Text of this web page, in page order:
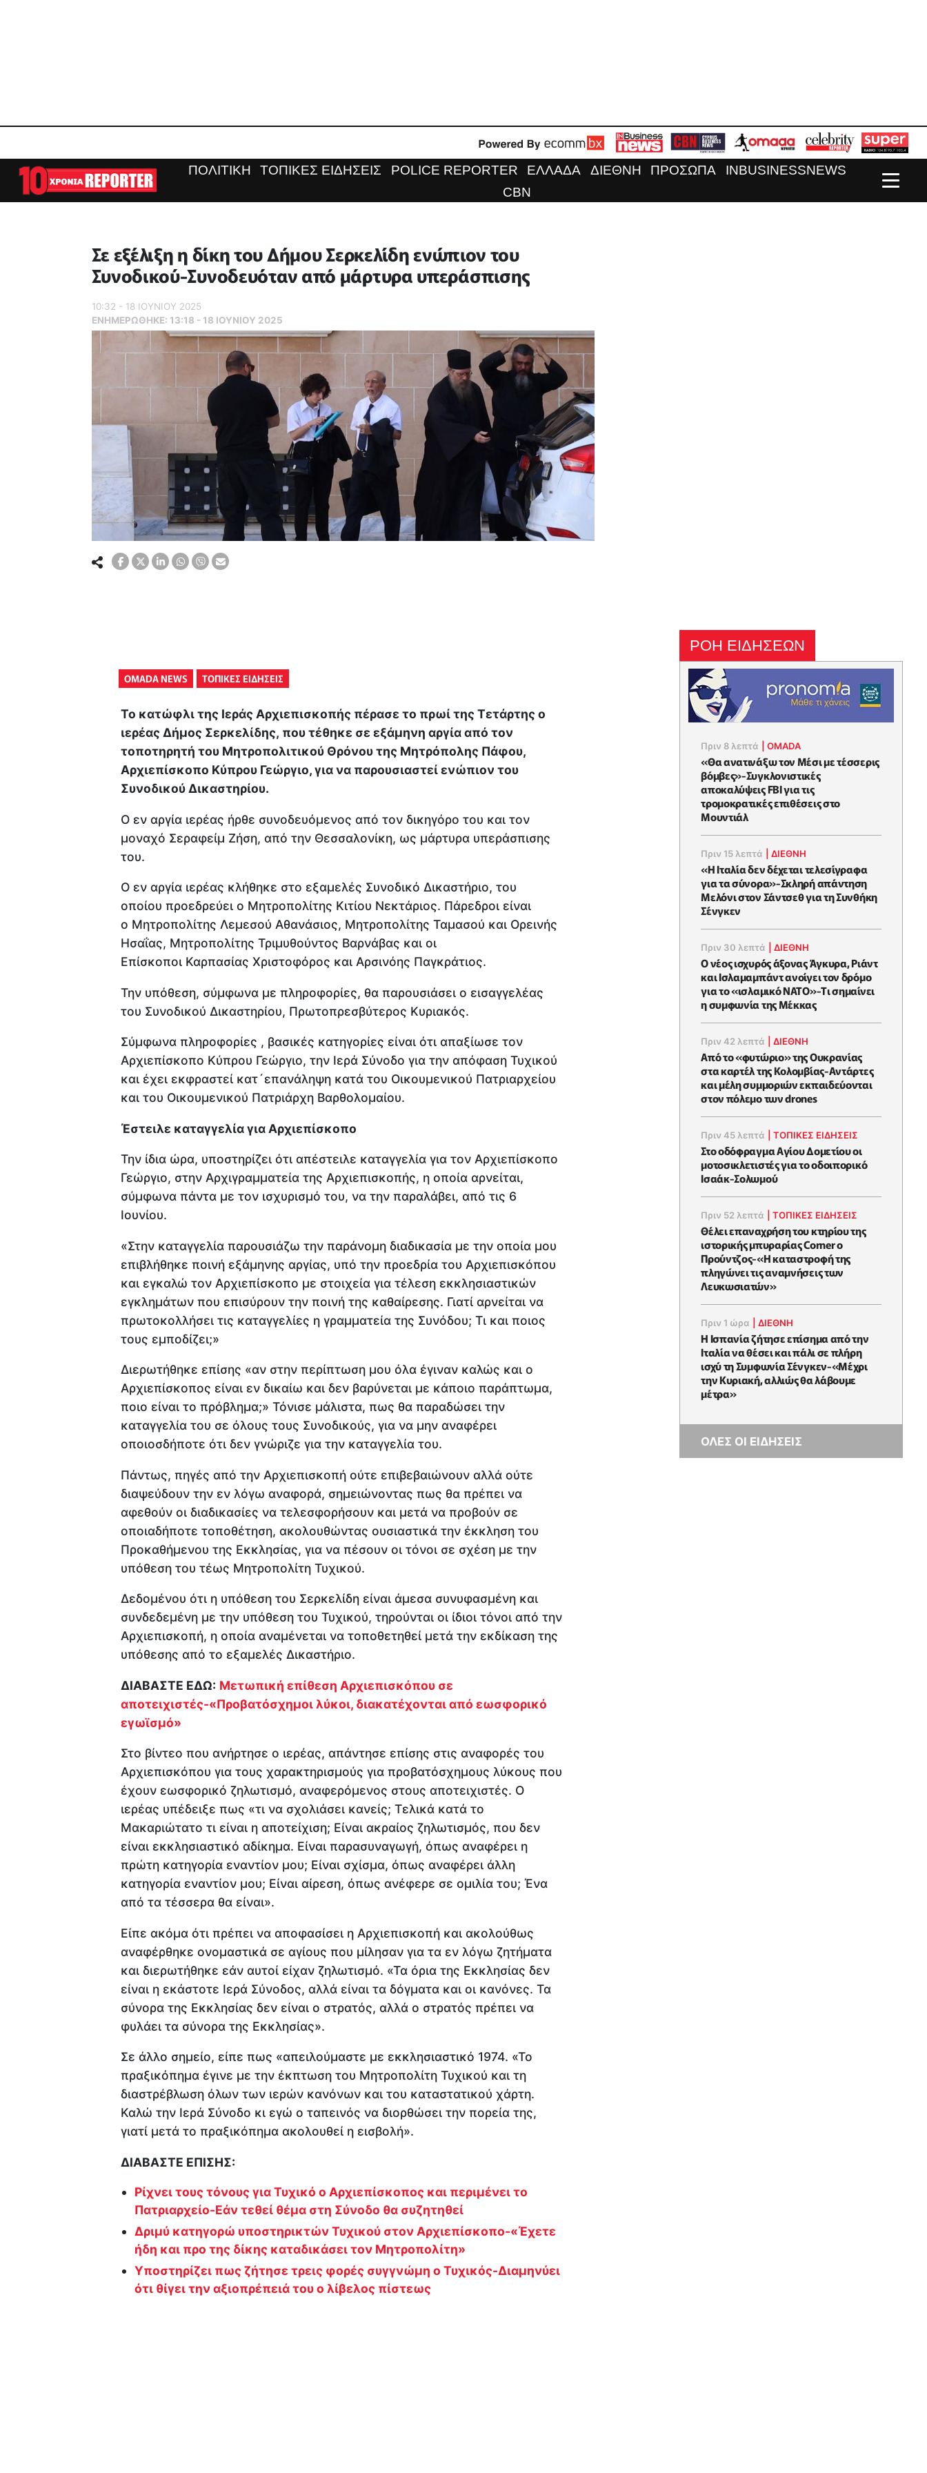
ΠΟΛΙΤΙΚΗ ΤΟΠΙΚΕΣ ΕΙΔΗΣΕΙΣ POLICE REPORTER ΕΛΛΑΔΑ ΔΙΕΘΝΗ ΠΡΟΣΩΠΑ
INBUSINESSNEWS
CBN
Σε εξέλιξη η δίκη του Δήμου Σερκελίδη ενώπιον του
Συνοδικού-Συνοδευόταν από μάρτυρα υπεράσπισης
10:32 - 18 ΙΟΥΝΙΟΥ 2025
ΕΝΗΜΕΡΏΘΗΚΕ: 13:18 - 18 ΙΟΥΝΙΟΥ 2025
OMADA NEWS ΤΟΠΙΚΕΣ ΕΙΔΗΣΕΙΣ
Το κατώφλι της Ιεράς Αρχιεπισκοπής πέρασε το πρωί της Τετάρτης ο
ιερέας Δήμος Σερκελίδης, που τέθηκε σε εξάμηνη αργία από τον
τοποτηρητή του Μητροπολιτικού Θρόνου της Μητρόπολης Πάφου,
Αρχιεπίσκοπο Κύπρου Γεώργιο, για να παρουσιαστεί ενώπιον του
Συνοδικού Δικαστηρίου.
Ο εν αργία ιερέας ήρθε συνοδευόμενος από τον δικηγόρο του και τον
μοναχό Σεραφείμ Ζήση, από την Θεσσαλονίκη, ως μάρτυρα υπεράσπισης
του.
Ο εν αργία ιερέας κλήθηκε στο εξαμελές Συνοδικό Δικαστήριο, του
οποίου προεδρεύει ο Μητροπολίτης Κιτίου Νεκτάριος. Πάρεδροι είναι
ο Μητροπολίτης Λεμεσού Αθανάσιος, Μητροπολίτης Ταμασού και Ορεινής
Ησαΐας, Μητροπολίτης Τριμυθούντος Βαρνάβας και οι
Επίσκοποι Καρπασίας Χριστοφόρος και Αρσινόης Παγκράτιος.
Την υπόθεση, σύμφωνα με πληροφορίες, θα παρουσιάσει ο εισαγγελέας
του Συνοδικού Δικαστηρίου, Πρωτοπρεσβύτερος Κυριακός.
Σύμφωνα πληροφορίες , βασικές κατηγορίες είναι ότι απαξίωσε τον
Αρχιεπίσκοπο Κύπρου Γεώργιο, την Ιερά Σύνοδο για την απόφαση Τυχικού
και έχει εκφραστεί κατ´επανάληψη κατά του Οικουμενικού Πατριαρχείου
και του Οικουμενικού Πατριάρχη Βαρθολομαίου.
Έστειλε καταγγελία για Αρχιεπίσκοπο
Την ίδια ώρα, υποστηρίζει ότι απέστειλε καταγγελία για τον Αρχιεπίσκοπο
Γεώργιο, στην Αρχιγραμματεία της Αρχιεπισκοπής, η οποία αρνείται,
σύμφωνα πάντα με τον ισχυρισμό του, να την παραλάβει, από τις 6
Ιουνίου.
«Στην καταγγελία παρουσιάζω την παράνομη διαδικασία με την οποία μου
επιβλήθηκε ποινή εξάμηνης αργίας, υπό την προεδρία του Αρχιεπισκόπου
και εγκαλώ τον Αρχιεπίσκοπο με στοιχεία για τέλεση εκκλησιαστικών
εγκλημάτων που επισύρουν την ποινή της καθαίρεσης. Γιατί αρνείται να
πρωτοκολλήσει τις καταγγελίες η γραμματεία της Συνόδου; Τι και ποιος
τους εμποδίζει;»
Διερωτήθηκε επίσης «αν στην περίπτωση μου όλα έγιναν καλώς και ο
Αρχιεπίσκοπος είναι εν δικαίω και δεν βαρύνεται με κάποιο παράπτωμα,
ποιο είναι το πρόβλημα;» Τόνισε μάλιστα, πως θα παραδώσει την
καταγγελία του σε όλους τους Συνοδικούς, για να μην αναφέρει
οποιοσδήποτε ότι δεν γνώριζε για την καταγγελία του.
Πάντως, πηγές από την Αρχιεπισκοπή ούτε επιβεβαιώνουν αλλά ούτε
διαψεύδουν την εν λόγω αναφορά, σημειώνοντας πως θα πρέπει να
αφεθούν οι διαδικασίες να τελεσφορήσουν και μετά να προβούν σε
οποιαδήποτε τοποθέτηση, ακολουθώντας ουσιαστικά την έκκληση του
Προκαθήμενου της Εκκλησίας, για να πέσουν οι τόνοι σε σχέση με την
υπόθεση του τέως Μητροπολίτη Τυχικού.
Δεδομένου ότι η υπόθεση του Σερκελίδη είναι άμεσα συνυφασμένη και
συνδεδεμένη με την υπόθεση του Τυχικού, τηρούνται οι ίδιοι τόνοι από την
Αρχιεπισκοπή, η οποία αναμένεται να τοποθετηθεί μετά την εκδίκαση της
υπόθεσης από το εξαμελές Δικαστήριο.
ΔΙΑΒΑΣΤΕ ΕΔΩ: Μετωπική επίθεση Αρχιεπισκόπου σε
αποτειχιστές-«Προβατόσχημοι λύκοι, διακατέχονται από εωσφορικό
εγωϊσμό»
Στο βίντεο που ανήρτησε ο ιερέας, απάντησε επίσης στις αναφορές του
Αρχιεπισκόπου για τους χαρακτηρισμούς για προβατόσχημους λύκους που
έχουν εωσφορικό ζηλωτισμό, αναφερόμενος στους αποτειχιστές. Ο
ιερέας υπέδειξε πως «τι να σχολιάσει κανείς; Τελικά κατά το
Μακαριώτατο τι είναι η αποτείχιση; Είναι ακραίος ζηλωτισμός, που δεν
είναι εκκλησιαστικό αδίκημα. Είναι παρασυναγωγή, όπως αναφέρει η
πρώτη κατηγορία εναντίον μου; Είναι σχίσμα, όπως αναφέρει άλλη
κατηγορία εναντίον μου; Είναι αίρεση, όπως ανέφερε σε ομιλία του; Ένα
από τα τέσσερα θα είναι».
Είπε ακόμα ότι πρέπει να αποφασίσει η Αρχιεπισκοπή και ακολούθως
αναφέρθηκε ονομαστικά σε αγίους που μίλησαν για τα εν λόγω ζητήματα
και διερωτήθηκε εάν αυτοί είχαν ζηλωτισμό. «Τα όρια της Εκκλησίας δεν
είναι η εκάστοτε Ιερά Σύνοδος, αλλά είναι τα δόγματα και οι κανόνες. Τα
σύνορα της Εκκλησίας δεν είναι ο στρατός, αλλά ο στρατός πρέπει να
φυλάει τα σύνορα της Εκκλησίας».
Σε άλλο σημείο, είπε πως «απειλούμαστε με εκκλησιαστικό 1974. «Το
πραξικόπημα έγινε με την έκπτωση του Μητροπολίτη Τυχικού και τη
διαστρέβλωση όλων των ιερών κανόνων και του καταστατικού χάρτη.
Καλώ την Ιερά Σύνοδο κι εγώ ο ταπεινός να διορθώσει την πορεία της,
γιατί μετά το πραξικόπημα ακολουθεί η εισβολή».
ΔΙΑΒΑΣΤΕ ΕΠΙΣΗΣ:
Ρίχνει τους τόνους για Τυχικό ο Αρχιεπίσκοπος και περιμένει το
Πατριαρχείο-Εάν τεθεί θέμα στη Σύνοδο θα συζητηθεί
Δριμύ κατηγορώ υποστηρικτών Τυχικού στον Αρχιεπίσκοπο-«Έχετε
ήδη και προ της δίκης καταδικάσει τον Μητροπολίτη»
Υποστηρίζει πως ζήτησε τρεις φορές συγγνώμη ο Τυχικός-Διαμηνύει
ότι θίγει την αξιοπρέπειά του ο λίβελος πίστεως
ΡΟΗ ΕΙΔΗΣΕΩΝ
Πριν 8 λεπτά |OMADA
«Θα ανατινάξω τον Μέσι με τέσσερις
βόμβες»-Συγκλονιστικές
αποκαλύψεις FBI για τις
τρομοκρατικές επιθέσεις στο
Μουντιάλ
Πριν 15 λεπτά |ΔΙΕΘΝΗ
«Η Ιταλία δεν δέχεται τελεσίγραφα
για τα σύνορα»-Σκληρή απάντηση
Μελόνι στον Σάντσεθ για τη Συνθήκη
Σένγκεν
Πριν 30 λεπτά |ΔΙΕΘΝΗ
O νέος ισχυρός άξονας Άγκυρα, Ριάντ
και Ισλαμαμπάντ ανοίγει τον δρόμο
για το «ισλαμικό ΝΑΤΟ»-Tι σημαίνει
η συμφωνία της Μέκκας
Πριν 42 λεπτά |ΔΙΕΘΝΗ
Από το «φυτώριο» της Ουκρανίας
στα καρτέλ της Κολομβίας-Αντάρτες
και μέλη συμμοριών εκπαιδεύονται
στον πόλεμο των drones
Πριν 45 λεπτά |ΤΟΠΙΚΕΣ ΕΙΔΗΣΕΙΣ
Στο οδόφραγμα Αγίου Δομετίου οι
μοτοσικλετιστές για το οδοιπορικό
Ισαάκ-Σολωμού
Πριν 52 λεπτά |ΤΟΠΙΚΕΣ ΕΙΔΗΣΕΙΣ
Θέλει επαναχρήση του κτηρίου της
ιστορικής μπυραρίας Corner ο
Προύντζος-«Η καταστροφή της
πληγώνει τις αναμνήσεις των
Λευκωσιατών»
Πριν 1 ώρα |ΔΙΕΘΝΗ
Η Ισπανία ζήτησε επίσημα από την
Ιταλία να θέσει και πάλι σε πλήρη
ισχύ τη Συμφωνία Σένγκεν-«Μέχρι
την Κυριακή, αλλιώς θα λάβουμε
μέτρα»
ΟΛΕΣ ΟΙ ΕΙΔΗΣΕΙΣ